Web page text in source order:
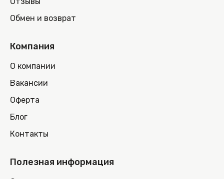
Обмен и возврат
Компания
О компании
Вакансии
Оферта
Блог
Контакты
Полезная информация